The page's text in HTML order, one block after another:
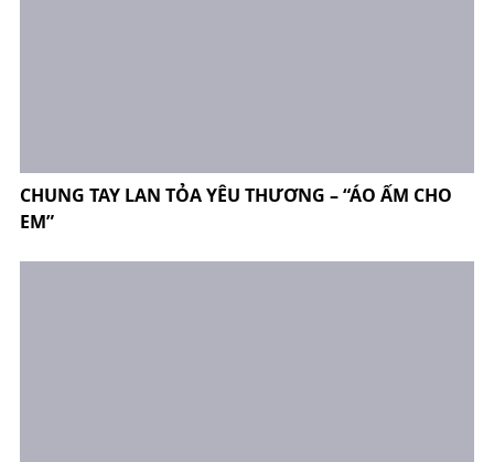
CHUNG TAY LAN TỎA YÊU THƯƠNG – “ÁO ẤM CHO
EM”